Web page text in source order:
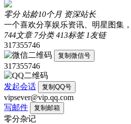
零分 站龄10个月 资深站长
一个喜欢分享娱乐资讯、明星图集
744文章 7分类 413标签 1友链
317355746
复制微信号
317355746
发起会话 复制QQ号
vipsever@vip.qq.com
写邮件
复制邮箱
零分杂记